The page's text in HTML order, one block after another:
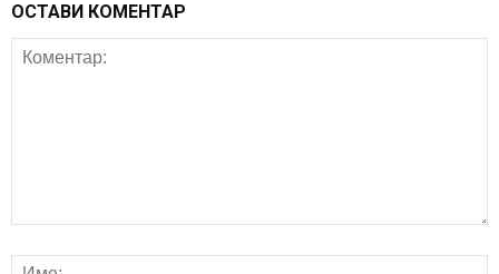
ОСТАВИ КОМЕНТАР